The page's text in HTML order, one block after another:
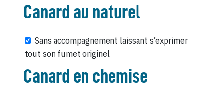
Canard au naturel
Sans accompagnement laissant s’exprimer
tout son fumet originel
Canard en chemise